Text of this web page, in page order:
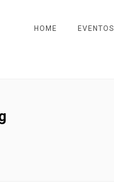
HOME EVENTOS